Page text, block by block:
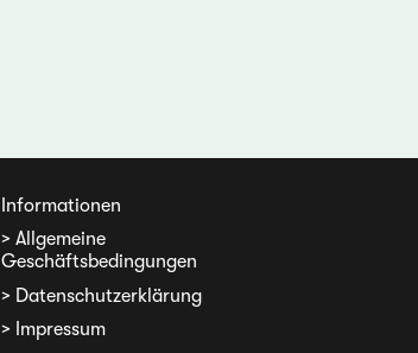
Informationen
> Allgemeine
Geschäftsbedingungen
> Datenschutzerklärung
> Impressum